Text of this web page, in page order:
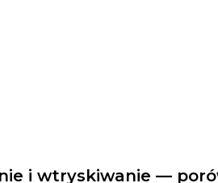
i wtryskiwanie —